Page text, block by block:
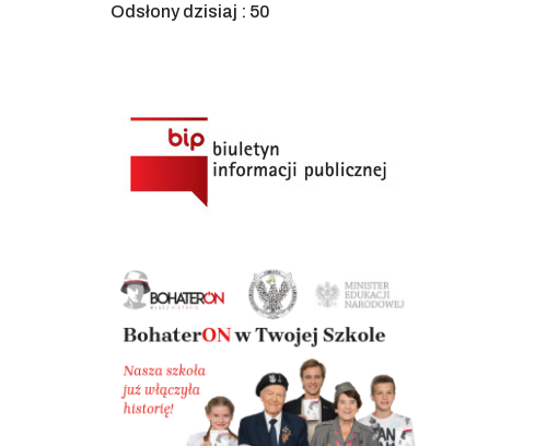
Odsłony dzisiaj : 50